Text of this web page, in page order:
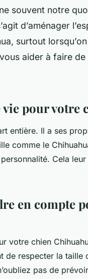
souvent notre
d’aménager
surtout
aider à faire
vie pour
entière. Il a ses
comme le
Cela
en compte
votre chien
de respecter la taille
pas de